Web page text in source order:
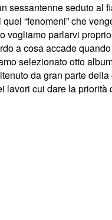
seduto al
“fenomeni” che
parlarvi
a cosa accade
selezionato otto
da gran parte
lavori cui dare la